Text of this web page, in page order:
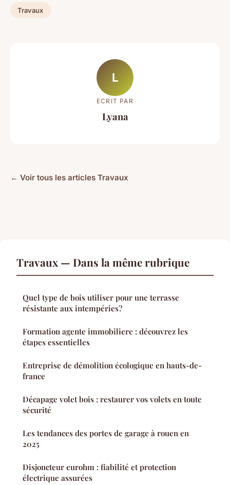
Travaux
L
ECRIT PAR
Lyana
← Voir tous les articles Travaux
Travaux — Dans la même rubrique
Quel type de bois utiliser pour une terrasse
résistante aux intempéries?
Formation agente immobiliere : découvrez les
étapes essentielles
Entreprise de démolition écologique en hauts-de-
france
Décapage volet bois : restaurer vos volets en toute
sécurité
Les tendances des portes de garage à rouen en
2025
Disjoncteur eurohm : fiabilité et protection
électrique assurées